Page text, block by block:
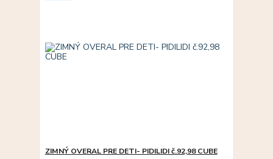
ZIMNÝ OVERAL PRE DETI- PIDILIDI č.92,98 CUBE